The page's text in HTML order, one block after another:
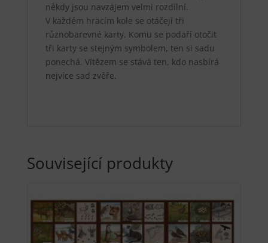
někdy jsou navzájem velmi rozdílní.
V každém hracím kole se otáčejí tři
různobarevné karty. Komu se podaří otočit
tři karty se stejným symbolem, ten si sadu
ponechá. Vítězem se stává ten, kdo nasbírá
nejvíce sad zvěře.
Související produkty